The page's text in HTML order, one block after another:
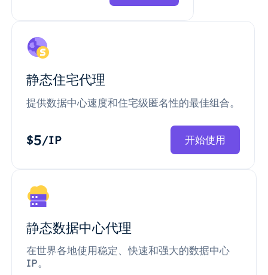
静态住宅代理
提供数据中心速度和住宅级匿名性的最佳组合。
$5/IP 开始使用
静态数据中心代理
在世界各地使用稳定、快速和强大的数据中心
IP。